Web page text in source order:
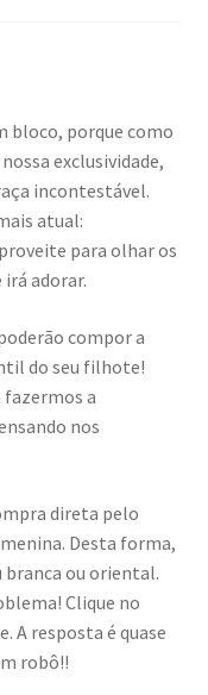
bloco, porque como
exclusividade,
incontestável.
atual:
para olhar os
adorar.
compor a
do seu filhote!
a
nos
direta pelo
Desta forma,
branca ou oriental.
Clique no
A resposta é quase
robô!!